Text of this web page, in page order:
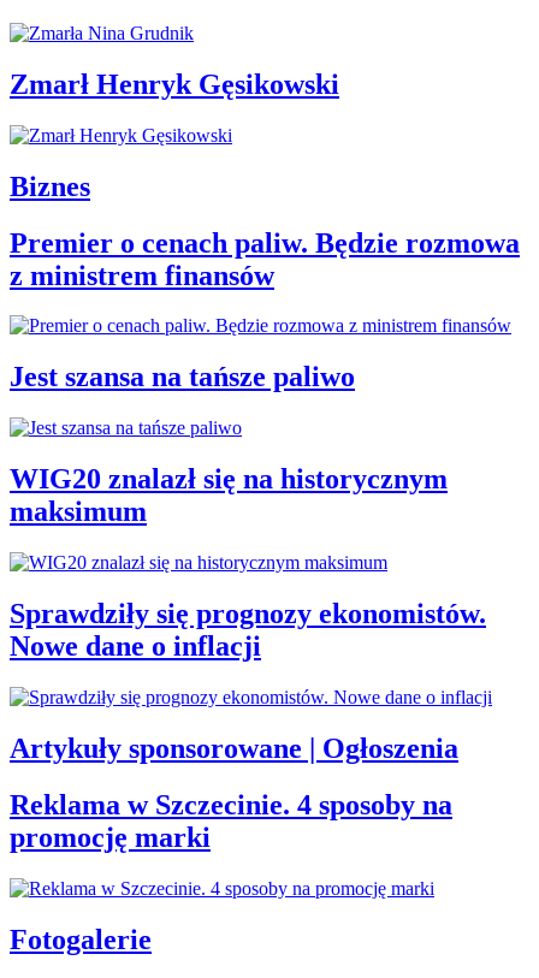
Zmarł Henryk Gęsikowski
Biznes
Premier o cenach paliw. Będzie rozmowa
z ministrem finansów
Jest szansa na tańsze paliwo
WIG20 znalazł się na historycznym
maksimum
Sprawdziły się prognozy ekonomistów.
Nowe dane o inflacji
Artykuły sponsorowane | Ogłoszenia
Reklama w Szczecinie. 4 sposoby na
promocję marki
Fotogalerie